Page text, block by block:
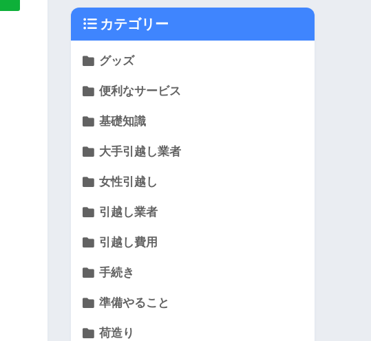
カテゴリー
グッズ
便利なサービス
基礎知識
大手引越し業者
女性引越し
引越し業者
引越し費用
手続き
準備やること
荷造り